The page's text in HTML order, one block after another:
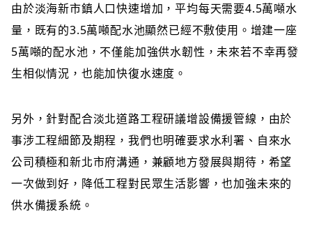
由於淡海新市鎮人口快速增加，平均每天需要4.5萬噸水
量，既有的3.5萬噸配水池顯然已經不敷使用。增建一座
5萬噸的配水池，不僅能加強供水韌性，未來若不幸再發
生相似情況，也能加快復水速度。
另外，針對配合淡北道路工程研議增設備援管線，由於
事涉工程細節及期程，我們也明確要求水利署、自來水
公司積極和新北市府溝通，兼顧地方發展與期待，希望
一次做到好，降低工程對民眾生活影響，也加強未來的
供水備援系統。